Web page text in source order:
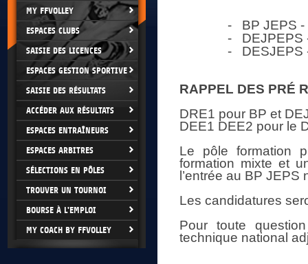
MY FFVOLLEY
ESPACES CLUBS
SAISIE DES LICENCES
ESPACES GESTION SPORTIVE
SAISIE DES RÉSULTATS
ACCÉDER AUX RÉSULTATS
ESPACES ENTRAÎNEURS
ESPACES ARBITRES
SÉLECTIONS EN PÔLES
TROUVER UN TOURNOI
BOURSE À L'EMPLOI
MY COACH BY FFVOLLEY
- BP JEPS - le
- DEJPEPS - le
- DESJEPS - le
RAPPEL DES PRÉ
DRE1 pour BP et
DEE1 DEE2 pour le
Le pôle formation
formation mixte et
l’entrée au BP JEPS
Les candidatures
Pour toute
technique national